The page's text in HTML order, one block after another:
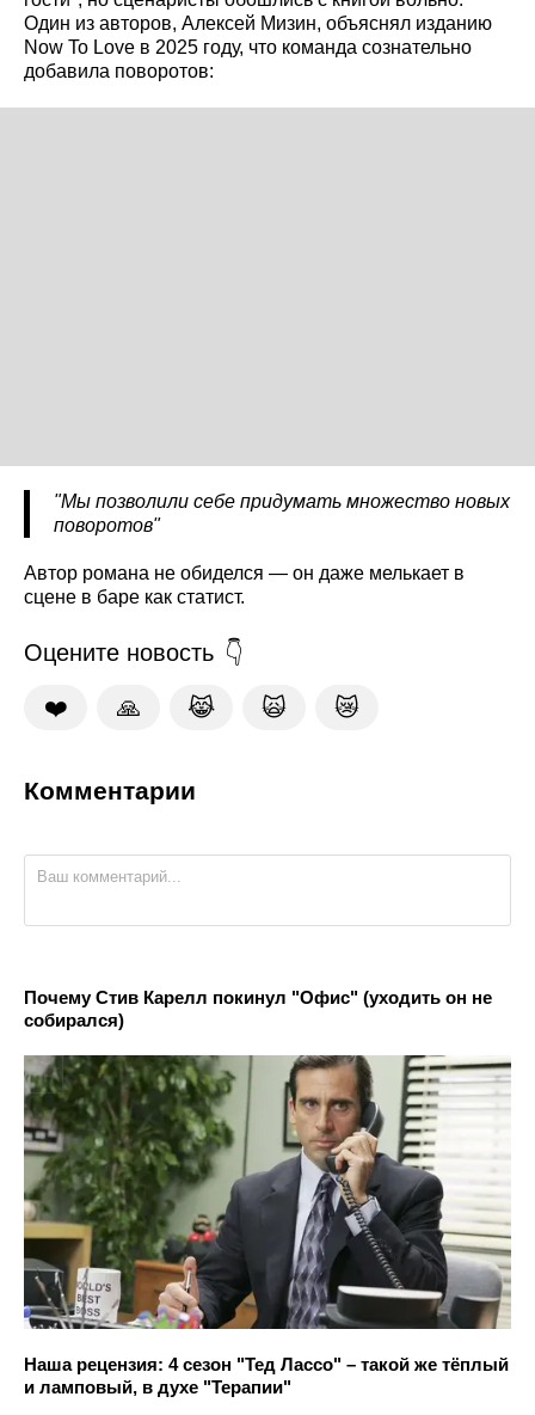
Один из авторов, Алексей Мизин, объяснял изданию
Now To Love в 2025 году, что команда сознательно
добавила поворотов:
"Мы позволили себе придумать множество новых
поворотов"
Автор романа не обиделся — он даже мелькает в
сцене в баре как статист.
Оцените новость
❤️ 🙏 😹 🙀 😿
Комментарии
Почему Стив Карелл покинул "Офис" (уходить он не
собирался)
Наша рецензия: 4 сезон "Тед Лассо" – такой же тёплый
и ламповый, в духе "Терапии"